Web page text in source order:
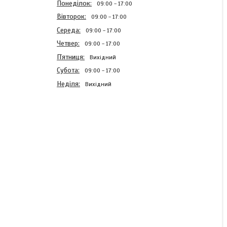
Понеділок 09:00 17:00
Вівторок 09:00 17:00
Середа 09:00 17:00
Четвер 09:00 17:00
Пʼятниця Вихідний
Субота 09:00 17:00
Неділя Вихідний